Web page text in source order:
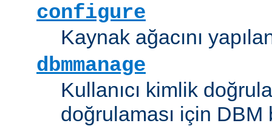
configure
Kaynak ağacını
dbmmanage
Kullanıcı kimlik
doğrulaması için